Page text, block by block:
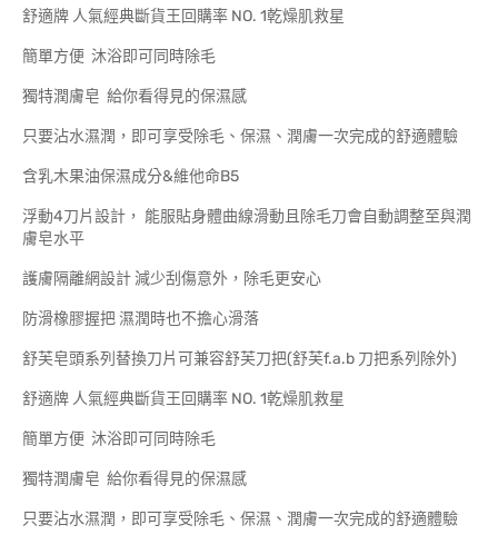
舒適牌 人氣經典斷貨王回購率 NO. 1乾燥肌救星
簡單方便 沐浴即可同時除毛
獨特潤膚皂 給你看得見的保濕感
只要沾水濕潤，即可享受除毛、保濕、潤膚一次完成的舒適體驗
含乳木果油保濕成分&維他命B5
浮動4刀片設計， 能服貼身體曲線滑動且除毛刀會自動調整至與潤
膚皂水平
護膚隔離網設計 減少刮傷意外，除毛更安心
防滑橡膠握把 濕潤時也不擔心滑落
舒芙皂頭系列替換刀片可兼容舒芙刀把(舒芙f.a.b 刀把系列除外)
舒適牌 人氣經典斷貨王回購率 NO. 1乾燥肌救星
簡單方便 沐浴即可同時除毛
獨特潤膚皂 給你看得見的保濕感
只要沾水濕潤，即可享受除毛、保濕、潤膚一次完成的舒適體驗